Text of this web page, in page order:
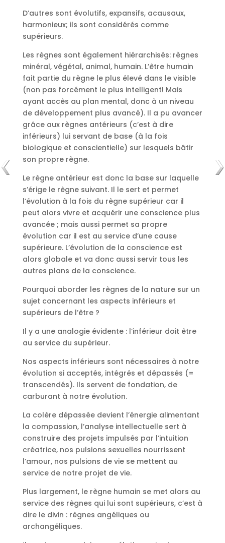
D’autres sont évolutifs, expansifs, acausaux,
harmonieux; ils sont considérés comme
supérieurs.
Les règnes sont également hiérarchisés: règnes
minéral, végétal, animal, humain. L’être humain
fait partie du règne le plus élevé dans le visible
(non pas forcément le plus intelligent! Mais
ayant accès au plan mental, donc à un niveau
de développement plus avancé). Il a pu avancer
grâce aux règnes antérieurs (c’est à dire
inférieurs) lui servant de base (à la fois
biologique et conscientielle) sur lesquels bâtir
son propre règne.
Le règne antérieur est donc la base sur laquelle
s’érige le règne suivant. Il le sert et permet
l’évolution à la fois du règne supérieur car il
peut alors vivre et acquérir une conscience plus
avancée ; mais aussi permet sa propre
évolution car il est au service d’une cause
supérieure. L’évolution de la conscience est
alors globale et va donc aussi servir tous les
autres plans de la conscience.
Pourquoi aborder les règnes de la nature sur un
sujet concernant les aspects inférieurs et
supérieurs de l’être ?
Il y a une analogie évidente : l’inférieur doit être
au service du supérieur.
Nos aspects inférieurs sont nécessaires à notre
évolution si acceptés, intégrés et dépassés (=
transcendés). Ils servent de fondation, de
carburant à notre évolution.
La colère dépassée devient l’énergie alimentant
la compassion, l’analyse intellectuelle sert à
construire des projets impulsés par l’intuition
créatrice, nos pulsions sexuelles nourrissent
l’amour, nos pulsions de vie se mettent au
service de notre projet de vie.
Plus largement, le règne humain se met alors au
service des règnes qui lui sont supérieurs, c’est à
dire le divin : règnes angéliques ou
archangéliques.